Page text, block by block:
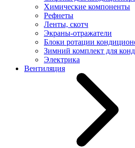
Химические компоненты
Рефнеты
Ленты, скотч
Экраны-отражатели
Блоки ротации
Зимний комплект для
Электрика
Вентиляция